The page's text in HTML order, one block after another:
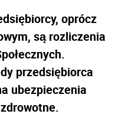
oprócz
są rozliczenia
przedsiębiorca
ubezpieczenia